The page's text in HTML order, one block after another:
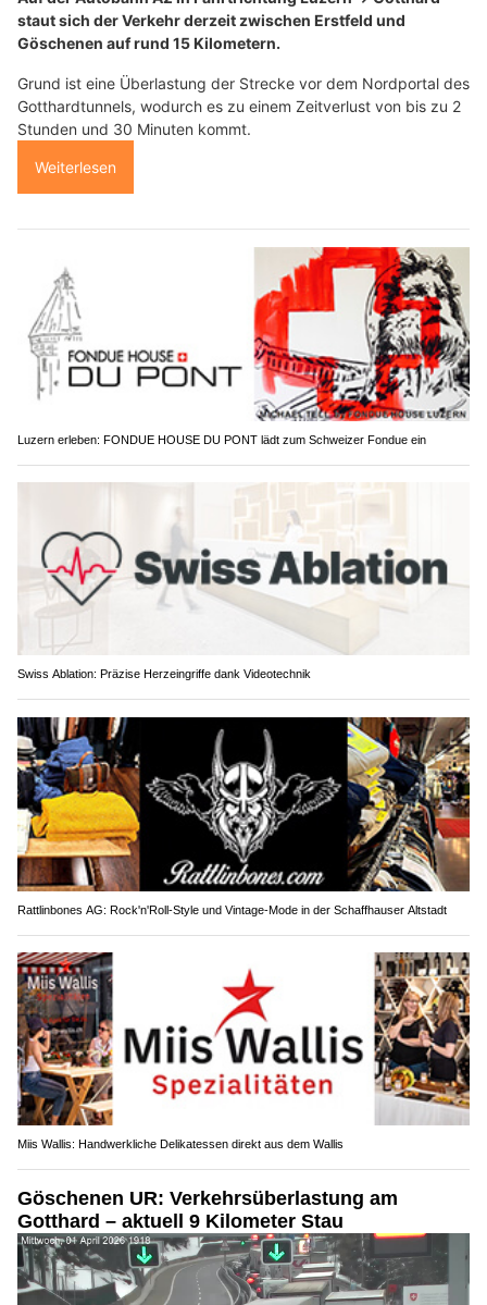
staut sich der Verkehr derzeit zwischen Erstfeld und
Göschenen auf rund 15 Kilometern.
Grund ist eine Überlastung der Strecke vor dem Nordportal des
Gotthardtunnels, wodurch es zu einem Zeitverlust von bis zu 2
Stunden und 30 Minuten kommt.
Weiterlesen
Luzern erleben: FONDUE HOUSE DU PONT lädt zum Schweizer Fondue ein
Swiss Ablation: Präzise Herzeingriffe dank Videotechnik
Rattlinbones AG: Rock'n'Roll-Style und Vintage-Mode in der Schaffhauser Altstadt
Miis Wallis: Handwerkliche Delikatessen direkt aus dem Wallis
Göschenen UR: Verkehrsüberlastung am
Gotthard – aktuell 9 Kilometer Stau